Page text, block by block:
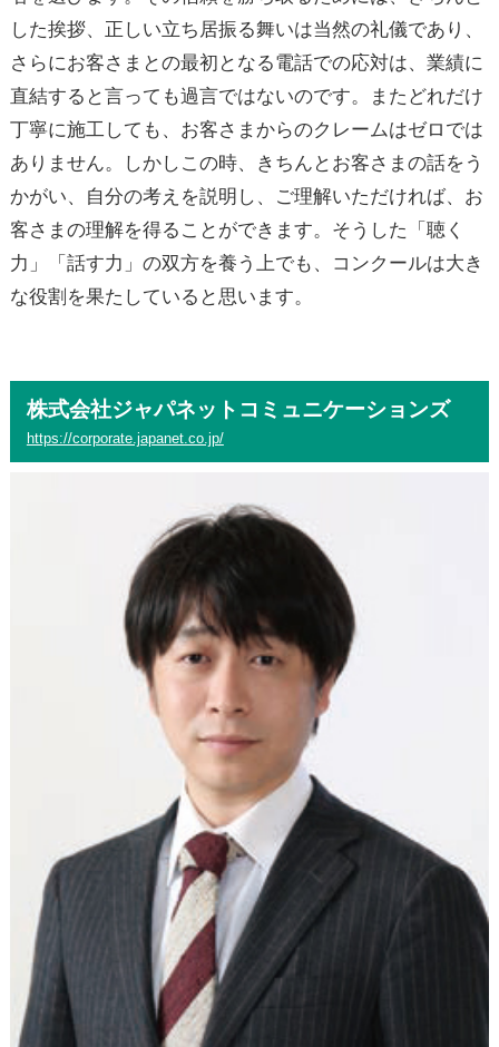
した挨拶、正しい立ち居振る舞いは当然の礼儀であり、
さらにお客さまとの最初となる電話での応対は、業績に
直結すると言っても過言ではないのです。またどれだけ
丁寧に施工しても、お客さまからのクレームはゼロでは
ありません。しかしこの時、きちんとお客さまの話をう
かがい、自分の考えを説明し、ご理解いただければ、お
客さまの理解を得ることができます。そうした「聴く
力」「話す力」の双方を養う上でも、コンクールは大き
な役割を果たしていると思います。
株式会社ジャパネットコミュニケーションズ
https://corporate.japanet.co.jp/